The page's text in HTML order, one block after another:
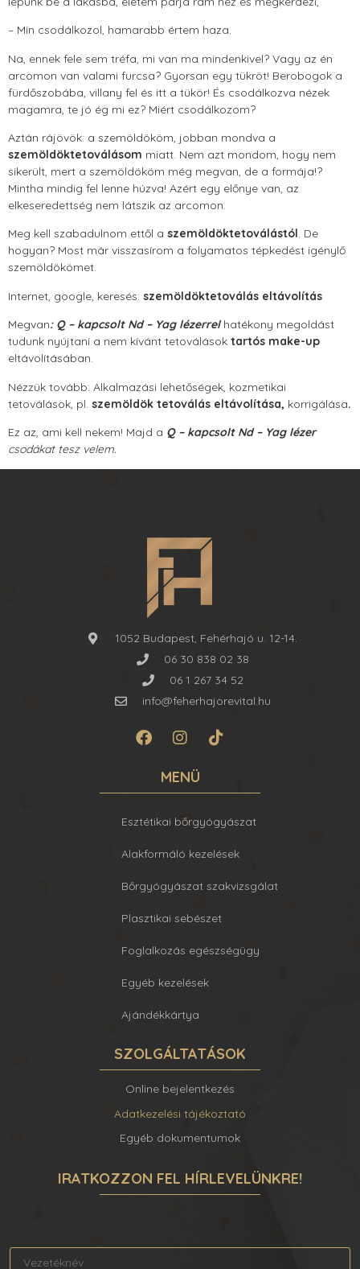
– Min csodálkozol, hamarabb értem haza.
Na, ennek fele sem tréfa, mi van ma mindenkivel? Vagy az én
arcomon van valami furcsa? Gyorsan egy tükröt! Berobogok a
fürdőszobába, villany fel és itt a tükör! És csodálkozva nézek
magamra, te jó ég mi ez? Miért csodálkozom?
Aztán rájövök: a szemöldököm, jobban mondva a
szemöldöktetoválásom miatt. Nem azt mondom, hogy nem
sikerült, mert a szemöldököm még megvan, de a formája!?
Mintha mindig fel lenne húzva! Azért egy előnye van, az
elkeseredettség nem látszik az arcomon.
Meg kell szabadulnom ettől a szemöldöktetoválástól. De
hogyan? Most már visszasírom a folyamatos tépkedést igénylő
szemöldökömet.
Internet, google, keresés: szemöldöktetoválás eltávolítás
Megvan: Q – kapcsolt Nd – Yag lézerrelhatékony megoldást
tudunk nyújtani a nem kívánt tetoválások tartós make-up
eltávolításában.
Nézzük tovább: Alkalmazási lehetőségek, kozmetikai
tetoválások, pl. szemöldök tetoválás eltávolítása, korrigálása.
Ez az, ami kell nekem! Majd a Q – kapcsolt Nd – Yag lézer
csodákat tesz velem.
1052 Budapest, Fehérhajó u. 12-14.
06 30 838 02 38
06 1 267 34 52
info@feherhajorevital.hu
MENÜ
Esztétikai bőrgyógyászat
Alakformáló kezelések
Bőrgyógyászat szakvizsgálat
Plasztikai sebészet
Foglalkozás egészségügy
Egyéb kezelések
Ajándékkártya
SZOLGÁLTATÁSOK
Online bejelentkezés
Adatkezelési tájékoztató
Egyéb dokumentumok
IRATKOZZON FEL HÍRLEVELÜNKRE!